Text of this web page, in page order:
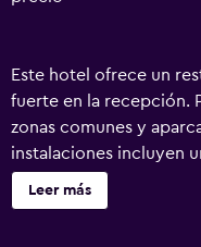
Este hotel ofrece un
fuerte en la recepción.
zonas comunes y
instalaciones incluyen
ofrece un servicio de
Fujioka ofrece 40
Leer más